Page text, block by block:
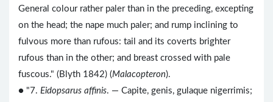
General colour rather paler than in the preceding, excepting
on the head; the nape much paler; and rump inclining to
fulvous more than rufous: tail and its coverts brighter
rufous than in the other; and breast crossed with pale
fuscous." (Blyth 1842) (Malacopteron).
● "7. Eidopsarus affinis. — Capite, genis, gulaque nigerrimis;